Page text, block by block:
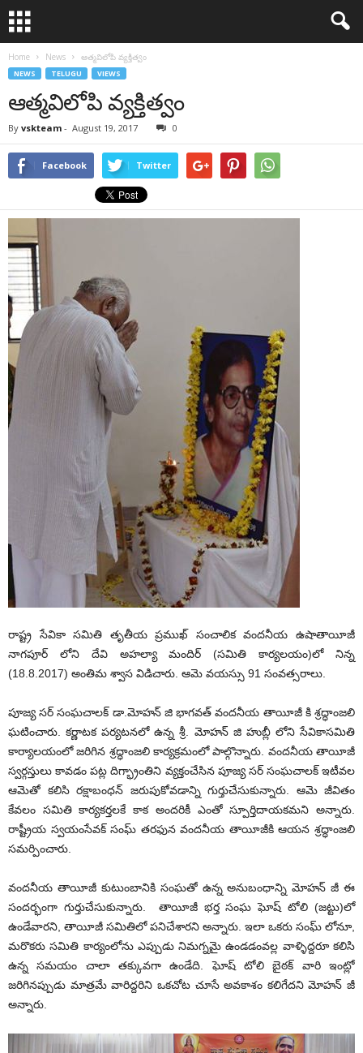
Home News ఆత్మవిలోపి వ్యక్తిత్వం
NEWS TELUGU VIEWS
ఆత్మవిలోపి వ్యక్తిత్వం
By vskteam - August 19, 2017 0
Facebook Twitter
రాష్ట్ర సేవికా సమితి తృతీయ ప్రముఖ్ సంచాలిక వందనీయ ఉషాతాయీజీ
నాగపూర్ లోని దేవి అహల్యా మందిర్ (సమితి కార్యలయం)లో నిన్న
(18.8.2017) అంతిమ శ్వాస విడిచారు. ఆమె వయస్సు 91 సంవత్సరాలు.
పూజ్య సర్ సంఘచాలక్ డా.మోహన్ జి భాగవత్ వందనీయ తాయీజీ కి శ్రద్ధాంజలి
ఘటించారు. కర్ణాటక పర్యటనలో ఉన్న శ్రీ. మోహన్ జి హుబ్లీ లోని సేవికాసమితి
కార్యాలయంలో జరిగిన శ్రద్ధాంజలి కార్యక్రమంలో పాల్గొన్నారు. వందనీయ తాయీజీ
స్వర్గస్తులు కావడం పట్ల దిగ్భ్రాంతిని వ్యక్తంచేసిన పూజ్య సర్ సంఘచాలక్ ఇటీవల
ఆమెతో కలిసి రక్షాబంధన్ జరుపుకోవడాన్ని గుర్తుచేసుకున్నారు. ఆమె జీవితం
కేవలం సమితి కార్యకర్తలకే కాక అందరికీ ఎంతో స్పూర్తిదాయకమని అన్నారు.
రాష్ట్రీయ స్వయంసేవక్ సంఘ్ తరఫున వందనీయ తాయీజీకి ఆయన శ్రద్ధాంజలి
సమర్పించారు.
వందనీయ తాయీజీ కుటుంబానికి సంఘతో ఉన్న అనుబంధాన్ని మోహన్ జీ ఈ
సందర్భంగా గుర్తుచేసుకున్నారు. తాయీజీ భర్త సంఘ ఘోష్ టోలి (జట్టు)లో
ఉండేవారని, తాయీజీ సమితిలో పనిచేశారని అన్నారు. ఇలా ఒకరు సంఘ్ లోనూ,
మరొకరు సమితి కార్యంలోను ఎప్పుడు నిమగ్నమై ఉండడంవల్ల వాళ్ళిద్దరూ కలిసి
ఉన్న సమయం చాలా తక్కువగా ఉండేది. ఘోష్ టోలి బైఠక్ వారి ఇంట్లో
జరిగినప్పుడు మాత్రమే వారిద్దరిని ఒకచోట చూసే అవకాశం కలిగేదని మోహన్ జీ
అన్నారు.